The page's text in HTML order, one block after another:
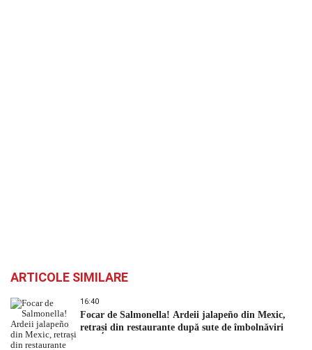
ARTICOLE SIMILARE
16:40
Focar de Salmonella! Ardeii jalapeño din Mexic,
retrași din restaurante după sute de îmbolnăviri